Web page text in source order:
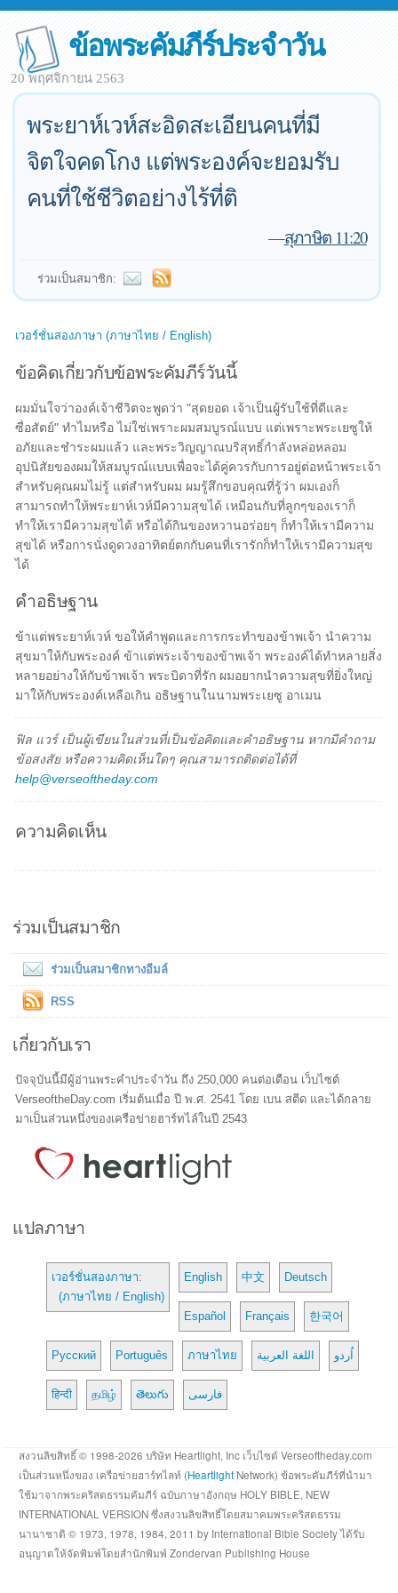
ข้อพระคัมภีร์ประจำวัน
20 พฤศจิกายน 2563
พระยาห์เวห์สะอิดสะเอียนคนที่มี
จิตใจคดโกง แต่พระองค์จะยอมรับ
คนที่ใช้ชีวิตอย่างไร้ที่ติ
—สุภาษิต 11:20
ร่วมเป็นสมาชิก:
เวอร์ชั่นสองภาษา (ภาษาไทย / English)
ข้อคิดเกี่ยวกับข้อพระคัมภีร์วันนี้
ผมมั่นใจว่าองค์เจ้าชีวิตจะพูดว่า "สุดยอด เจ้าเป็นผู้รับใช้ที่ดีและ
ซื่อสัตย์" ทำไมหรือ ไม่ใช่เพราะผมสมบูรณ์แบบ แต่เพราะพระเยซูให้
อภัยและชำระผมแล้ว และพระวิญญาณบริสุทธิ์กำลังหล่อหลอม
อุปนิสัยของผมให้สมบูรณ์แบบเพื่อจะได้คู่ควรกับการอยู่ต่อหน้าพระเจ้า
สำหรับคุณผมไม่รู้ แต่สำหรับผม ผมรู้สึกขอบคุณที่รู้ว่า ผมเองก็
สามารถทำให้พระยาห์เวห์มีความสุขได้ เหมือนกับที่ลูกๆของเราก็
ทำให้เรามีความสุขได้ หรือได้กินของหวานอร่อยๆ ก็ทำให้เรามีความ
สุขได้ หรือการนั่งดูดวงอาทิตย์ตกกับคนที่เรารักก็ทำให้เรามีความสุข
ได้
คำอธิษฐาน
ข้าแต่พระยาห์เวห์ ขอให้คำพูดและการกระทำของข้าพเจ้า นำความ
สุขมาให้กับพระองค์ ข้าแต่พระเจ้าของข้าพเจ้า พระองค์ได้ทำหลายสิ่ง
หลายอย่างให้กับข้าพเจ้า พระบิดาที่รัก ผมอยากนำความสุขที่ยิ่งใหญ่
มาให้กับพระองค์เหลือเกิน อธิษฐานในนามพระเยซู อาเมน
ฟิล แวร์ เป็นผู้เขียนในส่วนที่เป็นข้อคิดและคำอธิษฐาน หากมีคำถาม
ข้อสงสัย หรือความคิดเห็นใดๆ คุณสามารถติดต่อได้ที่
help@verseoftheday.com
ความคิดเห็น
ร่วมเป็นสมาชิก
ร่วมเป็นสมาชิกทางอีมล์
RSS
เกี่ยวกับเรา
ปัจจุบันนี้มีผู้อ่านพระคำประจำวัน ถึง 250,000 คนต่อเดือน เว็บไซต์
VerseoftheDay.com เริ่มต้นเมื่อ ปี พ.ศ. 2541 โดย เบน สตีด และได้กลาย
มาเป็นส่วนหนึ่งของเครือข่ายฮาร์ทไล์ในปี 2543
แปลภาษา
เวอร์ชั่นสองภาษา:
(ภาษาไทย / English)
English 中文 Deutsch
Español Français 한국어
Русский Português ภาษาไทย اللغة العربية اُردو
हिन्दी தமிழ் తెలుగు فارسی
สงวนลิขสิทธิ์ © 1998-2026 บริษัท Heartlight, Inc เว็บไซต์ Verseoftheday.com
เป็นส่วนหนึ่งของ เครือข่ายฮาร์ทไลท์ (Heartlight Network) ข้อพระคัมภีร์ที่นำมา
ใช้มาจากพระคริสตธรรมคัมภีร์ ฉบับภาษาอังกฤษ HOLY BIBLE, NEW
INTERNATIONAL VERSION ซึ่งสงวนลิขสิทธิ์โดยสมาคมพระคริสตธรรม
นานาชาติ © 1973, 1978, 1984, 2011 by International Bible Society ได้รับ
อนุญาตให้จัดพิมพ์โดยสำนักพิมพ์ Zondervan Publishing House